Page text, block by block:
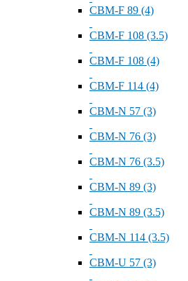
СВМ-F 89 (4)
СВМ-F 108 (3.5)
СВМ-F 108 (4)
СВМ-F 114 (4)
СВМ-N 57 (3)
СВМ-N 76 (3)
СВМ-N 76 (3.5)
СВМ-N 89 (3)
СВМ-N 89 (3.5)
СВМ-N 114 (3.5)
СВМ-U 57 (3)